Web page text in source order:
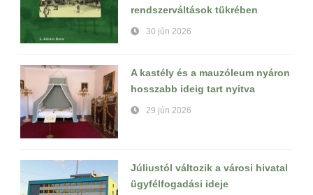
rendszerváltások tükrében
30 jún 2026
A kastély és a mauzóleum nyáron
hosszabb ideig tart nyitva
29 jún 2026
Júliustól változik a városi hivatal
ügyfélfogadási ideje